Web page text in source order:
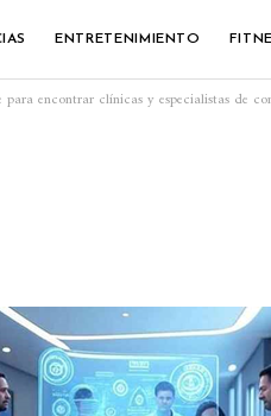
ENTRETENIMIENTO
encontrar clínicas y especialistas de